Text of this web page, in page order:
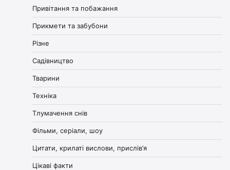
Привітання та побажання
Прикмети та забубони
Різне
Садівництво
Тварини
Техніка
Тлумачення снів
Фільми, серіали, шоу
Цитати, крилаті вислови, прислів’я
Цікаві факти